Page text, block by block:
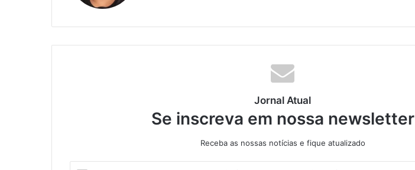
Jornal Atual
Se inscreva em nossa newsletter
Receba as nossas notícias e fique atualizado